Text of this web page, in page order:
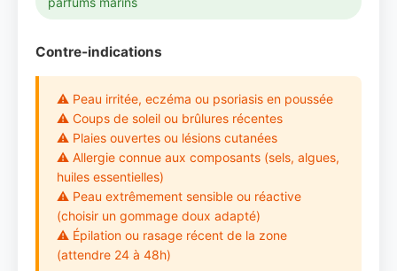
Contre-indications
⚠ Peau irritée, eczéma ou psoriasis en poussée
⚠ Coups de soleil ou brûlures récentes
⚠ Plaies ouvertes ou lésions cutanées
⚠ Allergie connue aux composants (sels, algues,
huiles essentielles)
⚠ Peau extrêmement sensible ou réactive
(choisir un gommage doux adapté)
⚠ Épilation ou rasage récent de la zone
(attendre 24 à 48h)